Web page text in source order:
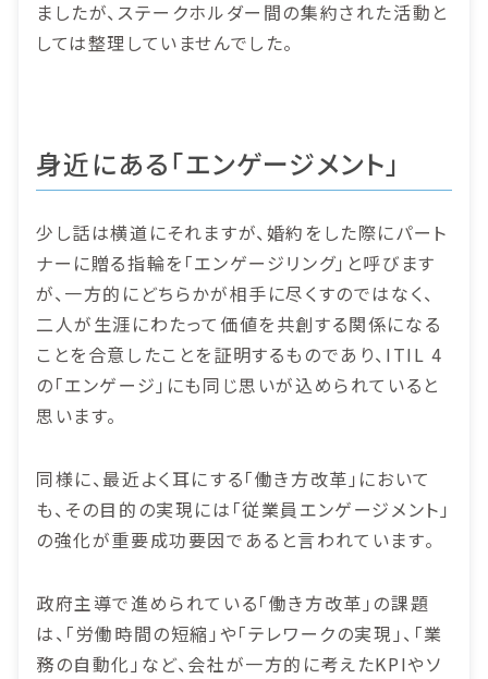
ましたが、ステークホルダー間の集約された活動と
しては整理していませんでした。
身近にある「エンゲージメント」
少し話は横道にそれますが、婚約をした際にパート
ナーに贈る指輪を「エンゲージリング」と呼びます
が、一方的にどちらかが相手に尽くすのではなく、
二人が生涯にわたって価値を共創する関係になる
ことを合意したことを証明するものであり、ITIL 4
の「エンゲージ」にも同じ思いが込められていると
思います。
同様に、最近よく耳にする「働き方改革」において
も、その目的の実現には「従業員エンゲージメント」
の強化が重要成功要因であると言われています。
政府主導で進められている「働き方改革」の課題
は、「労働時間の短縮」や「テレワークの実現」、「業
務の自動化」など、会社が一方的に考えたKPIやソ